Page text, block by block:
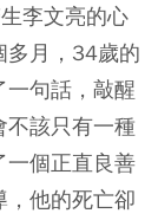
李文亮的心
多月，34歲的
句話，敲醒
不該只有一種
一個正直良善
，他的死亡卻